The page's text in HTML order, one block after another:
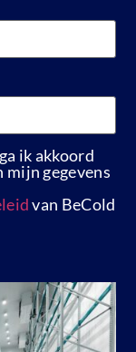
ik akkoord
mijn gegevens
van BeCold